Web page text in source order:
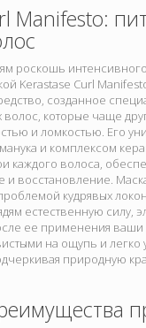
Manifesto:
роскошь
Kerastase Curl
созданное
которые чаще
и ломкостью. Его
и комплексом
каждого волоса,
и восстановление.
кудрявых
естественную силу,
ее применения ваши
на ощупь и легко
природную